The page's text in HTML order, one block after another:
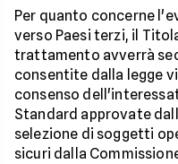
Per quanto concerne
verso Paesi terzi, il
trattamento avverrà
consentite dalla legge
consenso
Standard approvate
selezione di soggetti
sicuri dalla